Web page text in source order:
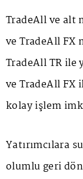
TradeAll ve alt
ve TradeAll FX
TradeAll TR ile
ve TradeAll FX
kolay işlem
Yatırımcılara
olumlu geri